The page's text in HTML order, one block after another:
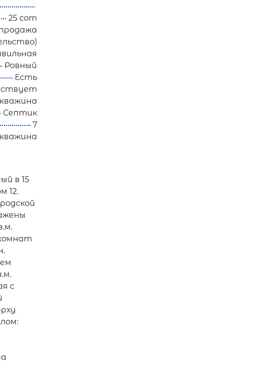
25 сот
Ровный
Есть
Септик
7
в 15
12.
с